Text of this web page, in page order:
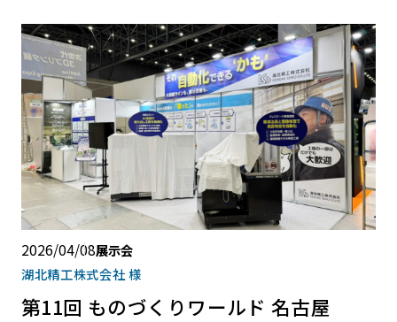
2026/04/08展示会
湖北精工株式会社 様
第11回 ものづくりワールド 名古屋